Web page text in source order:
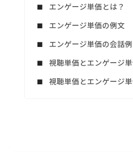
エンゲージ単価とは？
エンゲージ単価の例文
エンゲージ単価の会話例
視聴単価とエンゲージ
視聴単価とエンゲージ